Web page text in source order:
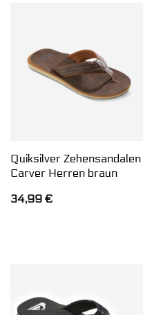
Quiksilver Zehensandalen
Carver Herren braun
34,99 €